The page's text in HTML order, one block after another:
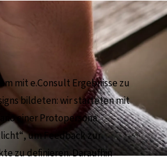
mit e.Consult Ergebnisse zu
bildeten: wir starteten mit
einer Protopersona
um Feedback zur
zu definieren. Daraufhin